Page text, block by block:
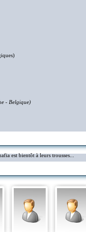
- Belgique)
est bientôt à leurs trousses...